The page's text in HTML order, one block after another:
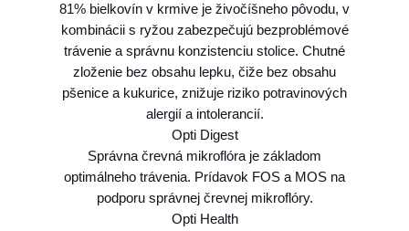
t
M
e
d
i
1
2
,
81% bielkovín v krmive je živočíšneho pôvodu, v
kombinácii s ryžou zabezpečujú bezproblémové
trávenie a správnu konzistenciu stolice. Chutné
zloženie bez obsahu lepku, čiže bez obsahu
pšenice a kukurice, znižuje riziko potravinových
alergií a intolerancií.
Opti Digest
Správna črevná mikroflóra je základom
optimálneho trávenia. Prídavok FOS a MOS na
podporu správnej črevnej mikroflóry.
Opti Health